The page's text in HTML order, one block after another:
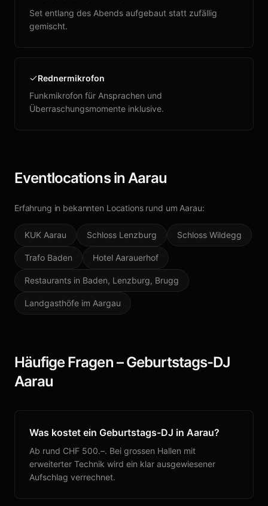
Set entlang des Abends aufgebaut statt zufällig
gemischt.
Rednermikrofon
Funkmikrofon für Ansprachen und
Überraschungsmomente inklusive.
Eventlocations in Aarau
Erfahrung in bekannten Locations rund um Aarau:
KUK Aarau Schloss Lenzburg Schloss Wildegg
Trafo Baden Hotel Aarauerhof
Restaurants in Baden, Lenzburg, Brugg
Landgasthöfe im Aargau
Häufige Fragen –Geburtstags-DJ
Aarau
Was kostet ein Geburtstags-DJ in Aarau?
Ab rund CHF 500.–. Bei grossen Hallen mit
erweiterter Technik wird ein klar ausgewiesener
Aufschlag verrechnet.